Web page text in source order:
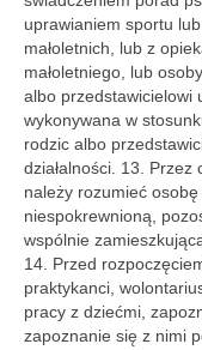
uprawianiem sportu
małoletnich, lub z
małoletniego, lub
albo przedstawicielowi
wykonywana w
rodzic albo
działalności. 13. Przez
należy rozumieć
niespokrewnioną,
wspólnie
14. Przed
praktykanci,
pracy z dziećmi,
zapoznanie się z nimi